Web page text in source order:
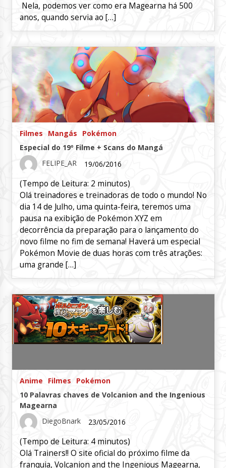
Nela, podemos ver como era Magearna há 500
anos, quando servia ao […]
Filmes Mangás
Pokémon
Especial do 19º Filme + Scans do Mangá
FELIPE_AR
19/06/2016
(Tempo de Leitura: 2 minutos)
Olá treinadores e treinadoras de todo o mundo! No
dia 14 de Julho, uma quinta-feira, teremos uma
pausa na exibição de Pokémon XYZ em
decorrência da preparação para o lançamento do
novo filme no fim de semana! Haverá um especial
Pokémon Movie de duas horas com três atrações:
uma grande […]
Anime Filmes
Pokémon
10 Palavras chaves de Volcanion and the Ingenious
Magearna
DiegoBnark
23/05/2016
(Tempo de Leitura: 4 minutos)
Olá Trainers!! O site oficial do próximo filme da
franquia, Volcanion and the Ingenious Magearna,